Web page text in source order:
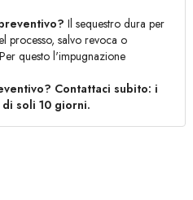
Il sequestro dura per
processo, salvo revoca o
questo l'impugnazione
Contattaci subito: i
soli 10 giorni.